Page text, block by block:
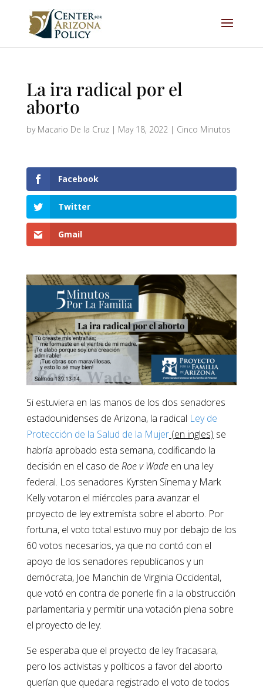
La ira radical por el
aborto
by Macario De la Cruz| May 18, 2022| Cinco Minutos
Facebook
Twitter
Gmail
Si estuviera en las manos de los dos senadores
estadounidenses de Arizona, la radical Ley de
Protección de la Salud de la Mujer(en ingles) se
habría aprobado esta semana, codificando la
decisión en el caso de Roe v Wadeen una ley
federal. Los senadores Kyrsten Sinema y Mark
Kelly votaron el miércoles para avanzar el
proyecto de ley extremista sobre el aborto. Por
fortuna, el voto total estuvo muy por debajo de los
60 votos necesarios, ya que no contó con el
apoyo de los senadores republicanos y un
demócrata, Joe Manchin de Virginia Occidental,
que votó en contra de ponerle fin a la obstrucción
parlamentaria y permitir una votación plena sobre
el proyecto de ley.
Se esperaba que el proyecto de ley fracasara,
pero los activistas y políticos a favor del aborto
querían que quedara registrado el voto de todos